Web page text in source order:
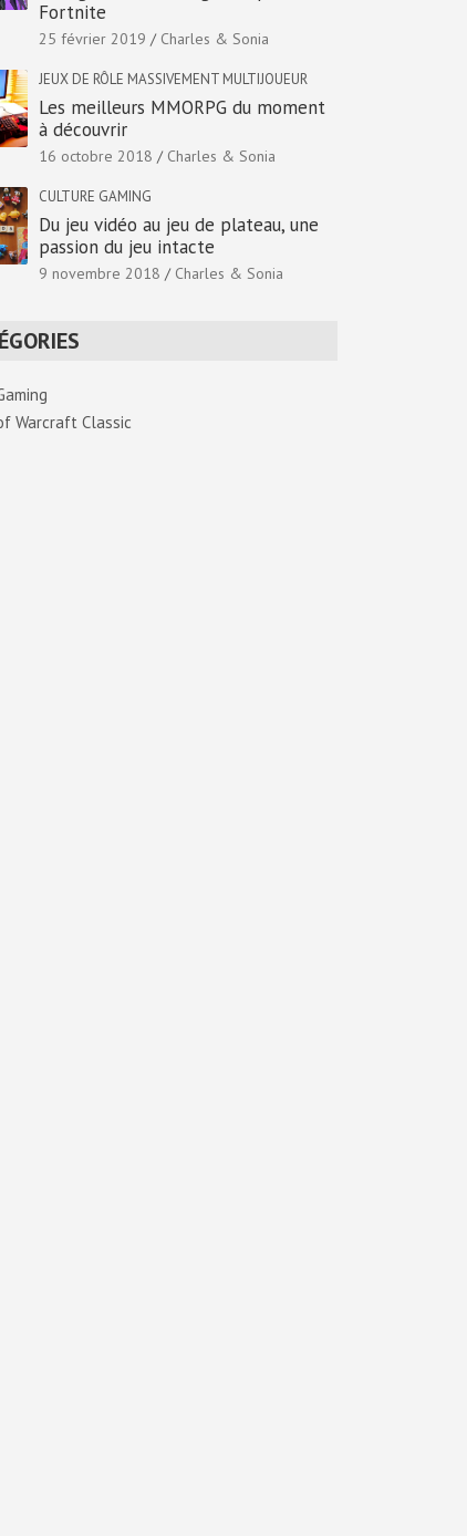
Fortnite
25 février 2019 Charles & Sonia
JEUX DE RÔLE MASSIVEMENT MULTIJOUEUR
Les meilleurs MMORPG du moment
à découvrir
16 octobre 2018 Charles & Sonia
CULTURE GAMING
Du jeu vidéo au jeu de plateau, une
passion du jeu intacte
9 novembre 2018 Charles & Sonia
Warcraft Classic